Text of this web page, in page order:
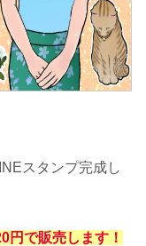
スタンプ完成し
円で販売します！